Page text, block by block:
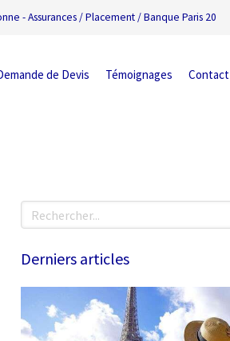
- Assurances / Placement / Banque Paris 20
de Devis Témoignages Contact
Rechercher
Derniers articles